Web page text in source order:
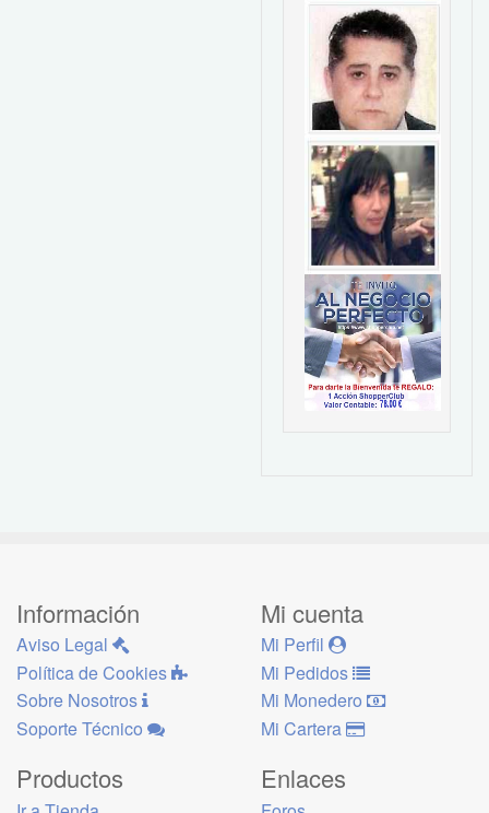
Información
Aviso Legal
Política de Cookies
Sobre Nosotros
Soporte Técnico
Mi cuenta
Mi Perfil
Mi Pedidos
Mi Monedero
Mi Cartera
Productos Enlaces